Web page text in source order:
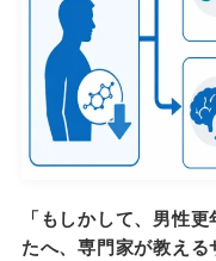
「もしかして、男性
たへ、専門家が教える